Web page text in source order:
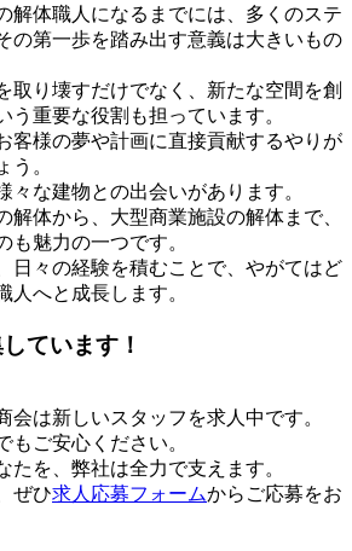
解体職人になるまでには、多くのステ
の第一歩を踏み出す意義は大きいもの
取り壊すだけでなく、新たな空間を創
う重要な役割も担っています。
客様の夢や計画に直接貢献するやりが
う。
々な建物との出会いがあります。
解体から、大型商業施設の解体まで、
も魅力の一つです。
日々の経験を積むことで、やがてはど
人へと成長します。
ています！
会は新しいスタッフを求人中です。
もご安心ください。
たを、弊社は全力で支えます。
ぜひ求人応募フォームからご応募をお